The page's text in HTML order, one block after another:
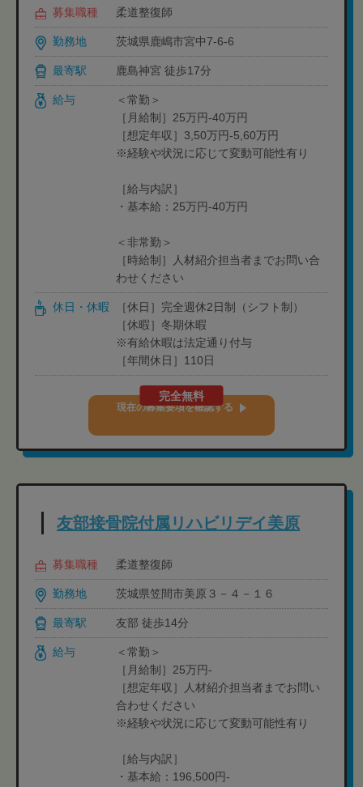
募集職種 柔道整復師
勤務地 茨城県鹿嶋市宮中7-6-6
最寄駅 鹿島神宮 徒歩17分
給与
＜常勤＞
［月給制］25万円-40万円
［想定年収］3,50万円-5,60万円
※経験や状況に応じて変動可能性有り
［給与内訳］
・基本給：25万円-40万円
＜非常勤＞
［時給制］人材紹介担当者までお問い合
わせください
休日・休暇
［休日］完全週休2日制（シフト制）
［休暇］冬期休暇
※有給休暇は法定通り付与
［年間休日］110日
完全無料
現在の募集要項を確認する
友部接骨院付属リハビリデイ美原
募集職種 柔道整復師
勤務地 茨城県笠間市美原３－４－１６
最寄駅 友部 徒歩14分
給与
＜常勤＞
［月給制］25万円-
［想定年収］人材紹介担当者までお問い
合わせください
※経験や状況に応じて変動可能性有り
［給与内訳］
・基本給：196,500円-